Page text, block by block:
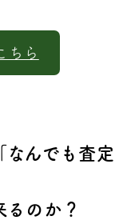
ちら
んでも査定
のか？